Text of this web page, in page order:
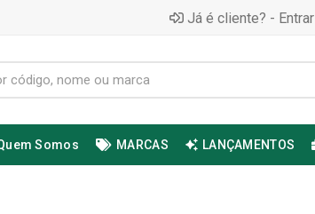
Já é cliente? - Entrar
Somos MARCAS LANÇAMENTOS